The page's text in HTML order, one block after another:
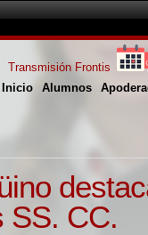
Inicio Alumnos
Transmisión Frontis
SS. CC.